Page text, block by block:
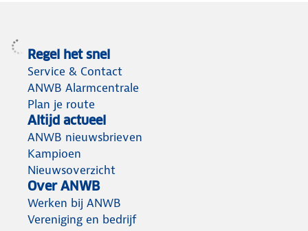
Regel het snel
Service & Contact
ANWB Alarmcentrale
Plan je route
Altijd actueel
ANWB nieuwsbrieven
Kampioen
Nieuwsoverzicht
Over ANWB
Werken bij ANWB
Vereniging en bedrijf